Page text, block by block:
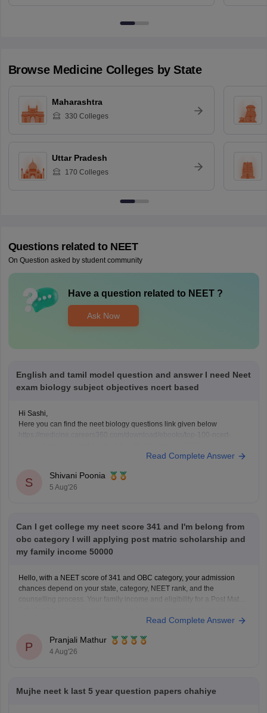
Browse Medicine Colleges by State
Maharashtra
330 Colleges
Uttar Pradesh
170 Colleges
Questions related to NEET
On Question asked by student community
Have a question related to NEET?
Ask Now
English and tamil model question and answer I need Neet
exam biology subject objectives ncert based
Hi Sashi,
Here you can find the neet biology questions link given below
Keep posting your doubts here for more concept explanations, practice
Read Complete Answer
S
Shivani Poonia
5 Aug'26
Can I get college my neet score 341 and I'm belong from
obc category I will applying post matric scholarship and
my family income 50000
Hello, with a NEET score of 341 and OBC category, your admission
chances depend on your state, category, NEET rank, and the
counselling process. Your family income and eligibility for a Post Matric
Read Complete Answer
P
Pranjali Mathur
4 Aug'26
Mujhe neet k last 5 year question papers chahiye